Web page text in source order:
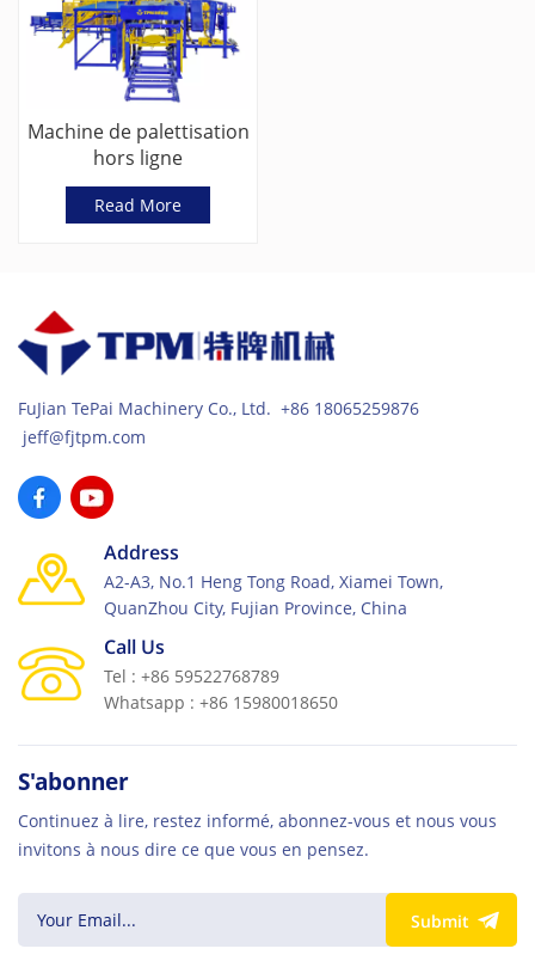
Machine de palettisation
hors ligne
servocommandée pour
blocs de béton
Read More
FuJian TePai Machinery Co., Ltd. +86 18065259876
jeff@fjtpm.com
Address
A2-A3, No.1 Heng Tong Road, Xiamei Town,
QuanZhou City, Fujian Province, China
Call Us
Tel : +86 59522768789
Whatsapp : +86 15980018650
S'abonner
Continuez à lire, restez informé, abonnez-vous et nous vous
invitons à nous dire ce que vous en pensez.
Submit